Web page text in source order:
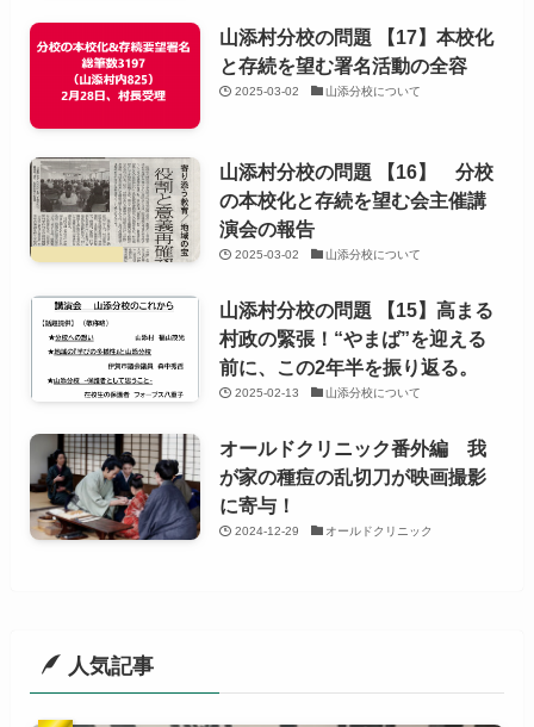
山添村分校の問題 【17】本校化
と存続を望む署名活動の全容
2025-03-02 山添分校について
山添村分校の問題 【16】 分校
の本校化と存続を望む会主催講
演会の報告
2025-03-02 山添分校について
山添村分校の問題 【15】高まる
村政の緊張！“やまば”を迎える
前に、この2年半を振り返る。
2025-02-13 山添分校について
オールドクリニック番外編 我
が家の種痘の乱切刀が映画撮影
に寄与！
2024-12-29 オールドクリニック
人気記事